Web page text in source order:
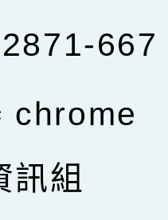
667
chrome
訊組